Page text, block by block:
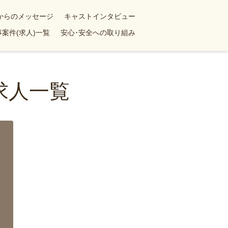
らのメッセージ
キャストインタビュー
案件(求人)一覧
安心･安全への取り組み
人一覧